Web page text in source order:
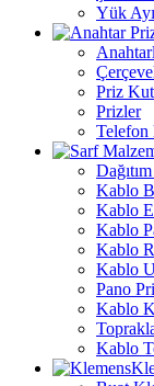
Yük
Priz
Prizler
Telefon
Kablo
Kablo
Kablo
Kablo
Kablo
Pano
Kablo
Kablo